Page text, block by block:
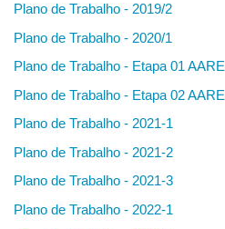
Plano de Trabalho - 2019/2
Plano de Trabalho - 2020/1
Plano de Trabalho - Etapa 01 AARE
Plano de Trabalho - Etapa 02 AARE
Plano de Trabalho - 2021-1
Plano de Trabalho - 2021-2
Plano de Trabalho - 2021-3
Plano de Trabalho - 2022-1